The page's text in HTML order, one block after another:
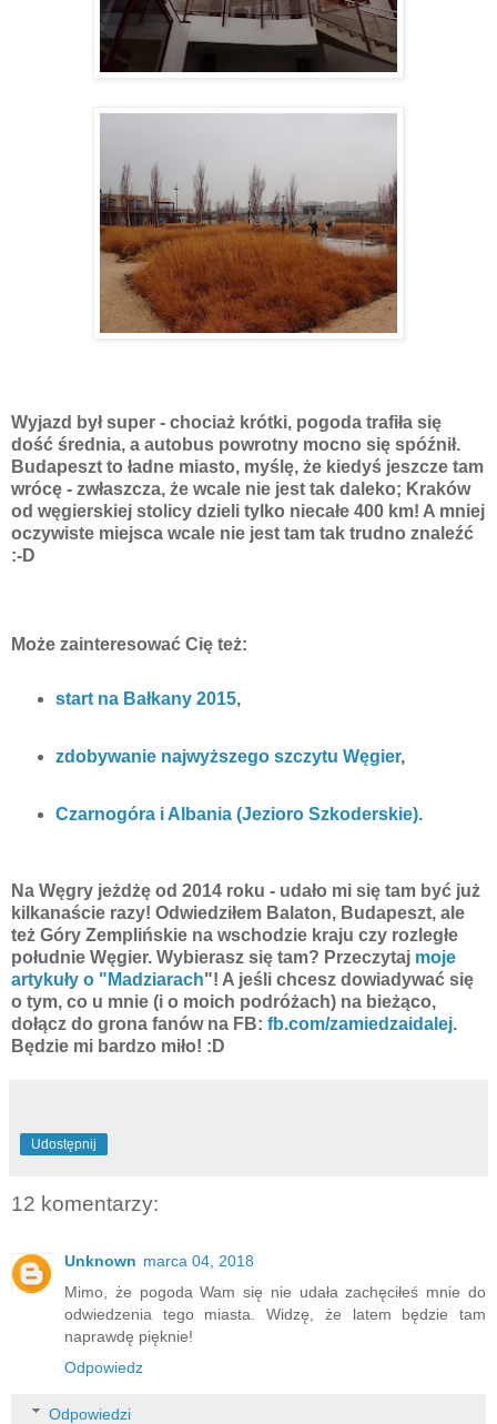
Wyjazd był super - chociaż krótki, pogoda trafiła się
dość średnia, a autobus powrotny mocno się spóźnił.
Budapeszt to ładne miasto, myślę, że kiedyś jeszcze tam
wrócę - zwłaszcza, że wcale nie jest tak daleko; Kraków
od węgierskiej stolicy dzieli tylko niecałe 400 km! A mniej
oczywiste miejsca wcale nie jest tam tak trudno znaleźć
:-D
Może zainteresować Cię też:
start na Bałkany 2015,
zdobywanie najwyższego szczytu Węgier,
Czarnogóra i Albania (Jezioro Szkoderskie).
Na Węgry jeżdżę od 2014 roku - udało mi się tam być już
kilkanaście razy! Odwiedziłem Balaton, Budapeszt, ale
też Góry Zemplińskie na wschodzie kraju czy rozległe
południe Węgier. Wybierasz się tam? Przeczytaj moje
artykuły o "Madziarach"! A jeśli chcesz dowiadywać się
o tym, co u mnie (i o moich podróżach) na bieżąco,
dołącz do grona fanów na FB: fb.com/zamiedzaidalej.
Będzie mi bardzo miło! :D
Udostępnij
12 komentarzy:
Unknown marca 04, 2018
Mimo, że pogoda Wam się nie udała zachęciłeś mnie do
odwiedzenia tego miasta. Widzę, że latem będzie tam
naprawdę pięknie!
Odpowiedz
Odpowiedzi